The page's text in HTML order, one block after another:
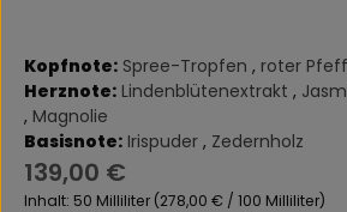
Kopfnote: Spree-Tropfen , roter
Herznote: Lindenblütenextrakt ,
, Magnolie
Basisnote: Irispuder , Zedernholz
Regulärer Preis:
139,00 €
Inhalt: 50 Milliliter (278,00 € / 100 Milliliter)